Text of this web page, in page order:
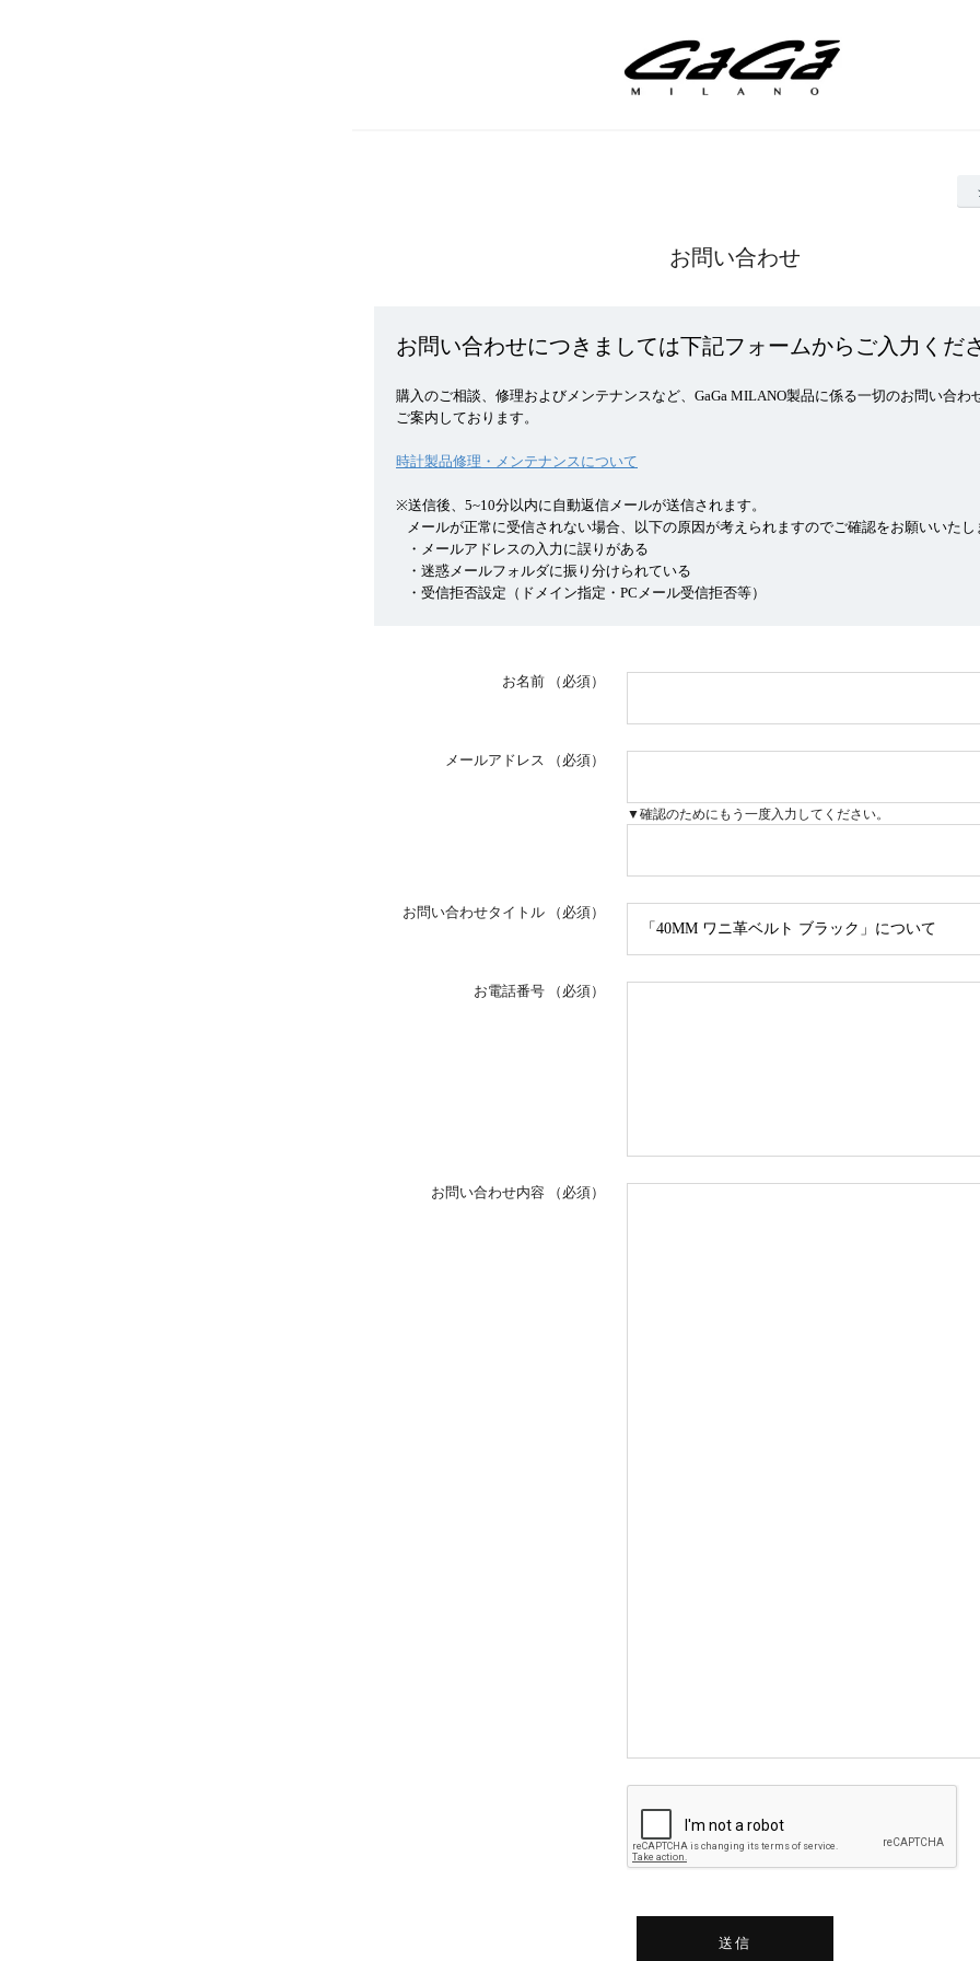
お問い合わせ
お問い合わせにつきましては下記フォームからご入力くだ
購入のご相談、修理およびメンテナンスなど、GaGa MILANO製品に係る一切のお問い合わ
ご案内しております。
時計製品修理・メンテナンスについて
※送信後、5~10分以内に自動返信メールが送信されます。
メールが正常に受信されない場合、以下の原因が考えられますのでご確認をお願いいたし
・メールアドレスの入力に誤りがある
・迷惑メールフォルダに振り分けられている
・受信拒否設定（ドメイン指定・PCメール受信拒否等）
お名前 （必須）
メールアドレス （必須）
▼確認のためにもう一度入力してください。
お問い合わせタイトル （必須）
お電話番号 （必須）
お問い合わせ内容 （必須）